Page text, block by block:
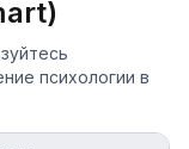
урок.
психологии в